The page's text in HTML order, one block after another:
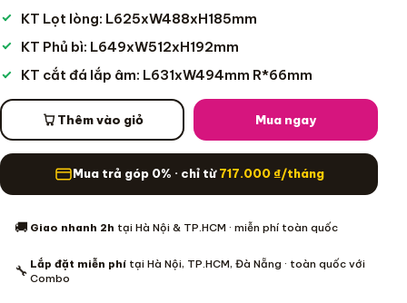
KT Lọt lòng: L625xW488xH185mm
KT Phủ bì: L649xW512xH192mm
KT cắt đá lắp âm: L631xW494mm R*66mm
Thêm vào giỏ Mua ngay
Mua trả góp 0% · chỉ từ717.000₫/tháng
🚚 Giao nhanh 2h tại Hà Nội & TP.HCM · miễn phí toàn quốc
🔧 Lắp đặt miễn phí tại Hà Nội, TP.HCM, Đà Nẵng · toàn quốc với
Combo